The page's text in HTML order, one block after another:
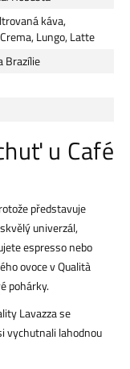
káva,
Lungo, Latte
Brazílie
u Café
představuje
univerzál,
espresso nebo
ovoce v Qualità
pohárky.
Lavazza se
vychutnali lahodnou